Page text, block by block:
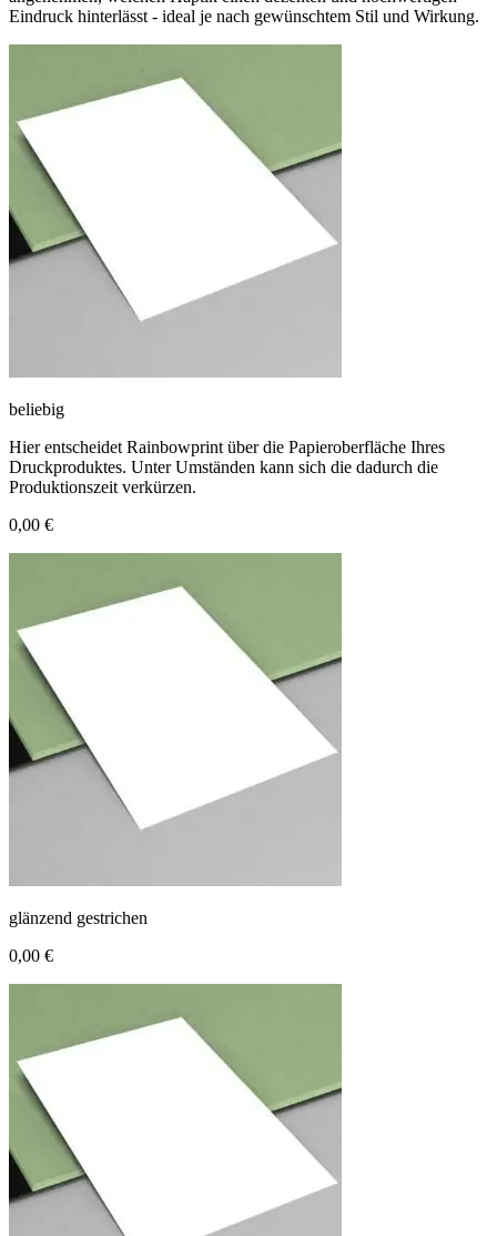
Eindruck hinterlässt - ideal je nach gewünschtem Stil und Wirkung.
beliebig
Hier entscheidet Rainbowprint über die Papieroberfläche Ihres
Druckproduktes. Unter Umständen kann sich die dadurch die
Produktionszeit verkürzen.
0,00 €
glänzend gestrichen
0,00 €